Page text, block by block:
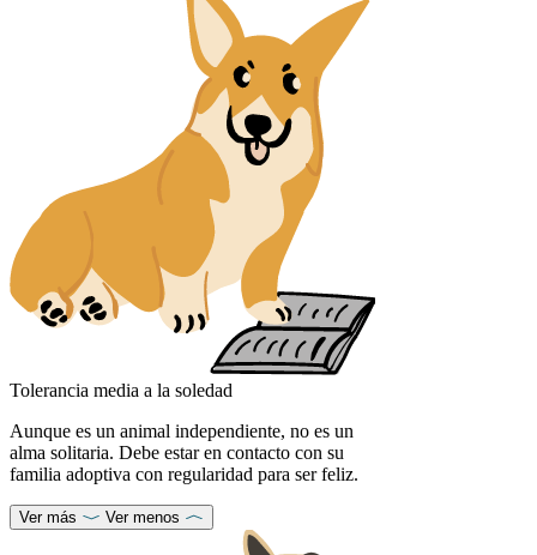
Tolerancia media a la soledad
Aunque es un animal independiente, no es un
alma solitaria. Debe estar en contacto con su
familia adoptiva con regularidad para ser feliz.
Ver más Ver menos